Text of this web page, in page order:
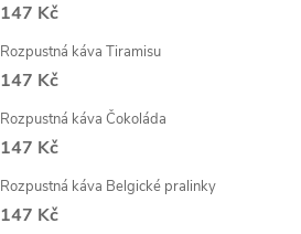
147 Kč
Rozpustná káva Tiramisu
147 Kč
Rozpustná káva Čokoláda
147 Kč
Rozpustná káva Belgické pralinky
147 Kč